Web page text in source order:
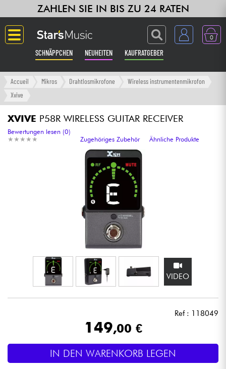
ZAHLEN SIE IN BIS ZU 24 RATEN
0
SCHNÄPPCHEN NEUHEITEN KAUFRATGEBER
Langue
Verstärker & Effekte
Klaviere & Piano
Synths & samplers
Mikros
Licht
Accueil Mikros Drahtlosmikrofone
Wireless instrumentenmikrofon
Xvive
XVIVE P58R WIRELESS GUITAR RECEIVER
★ ★ ★ ★ ★
★ ★ ★ ★ ★
Bewertungen lesen (0)
Zugehöriges Zubehör
Ähnliche Produkte
VIDEO
Ref : 118049
149,00 €
IN DEN WARENKORB LEGEN